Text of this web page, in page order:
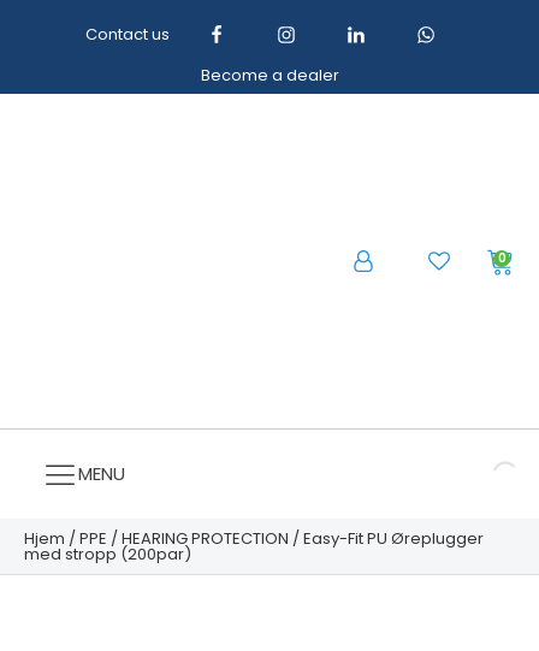
Contact us
Become a dealer
0
MENU
Hjem /PPE /HEARING PROTECTION / Easy-Fit PU Øreplugger
med stropp (200par)